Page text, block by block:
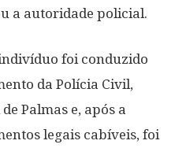
a autoridade policial.
foi conduzido
da Polícia Civil,
Palmas e, após a
legais cabíveis, foi